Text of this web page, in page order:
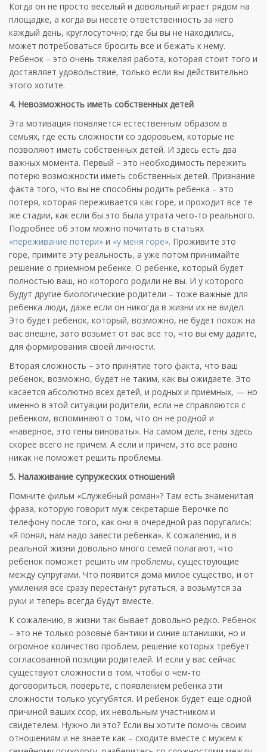
Когда он не просто веселый и довольный играет рядом на
площадке, а когда вы несете ответственность за него
каждый день, круглосуточно; где бы вы не находились,
может потребоваться бросить все и бежать к нему.
Ребенок – это очень тяжелая работа, которая стоит того и
доставляет удовольствие, только если вы действительно
этого хотите.
4. Невозможность иметь собственных детей
Эта мотивация появляется естественным образом в
семьях, где есть сложности со здоровьем, которые не
позволяют иметь собственных детей. И здесь есть два
важных момента. Первый – это необходимость пережить
потерю возможности иметь собственных детей. Признание
факта того, что вы не способны родить ребенка – это
потеря, которая переживается как горе, и проходит все те
же стадии, как если бы это была утрата чего-то реального.
Подробнее об этом можно почитать в статьях
«переживание потери» и «у меня горе». Проживите это
горе, примите эту реальность, а уже потом принимайте
решение о приемном ребенке. О ребенке, который будет
полностью ваш, но которого родили не вы. И у которого
будут другие биологические родители – тоже важные для
ребенка люди, даже если он никогда в жизни их не видел.
Это будет ребенок, который, возможно, не будет похож на
вас внешне, зато возьмет от вас все то, что вы ему дадите,
для формирования своей личности.
Вторая сложность – это принятие того факта, что ваш
ребенок, возможно, будет не таким, как вы ожидаете. Это
касается абсолютно всех детей, и родных и приемных, — но
именно в этой ситуации родители, если не справляются с
ребенком, вспоминают о том, что он не родной и
«наверное, это гены виноваты». На самом деле, гены здесь
скорее всего не причем. А если и причем, это все равно
никак не поможет решить проблемы.
5. Налаживание супружеских отношений
Помните фильм «Служебный роман»? Там есть знаменитая
фраза, которую говорит муж секретарше Верочке по
телефону после того, как они в очередной раз поругались:
«Я понял, нам надо завести ребенка». К сожалению, и в
реальной жизни довольно много семей полагают, что
ребенок поможет решить им проблемы, существующие
между супругами. Что появится дома милое существо, и от
умиления все сразу перестанут ругаться, а возьмутся за
руки и теперь всегда будут вместе.
К сожалению, в жизни так бывает довольно редко. Ребенок
– это не только розовые бантики и синие штанишки, но и
огромное количество проблем, решение которых требует
согласованной позиции родителей. И если у вас сейчас
существуют сложности в том, чтобы о чем-то
договориться, поверьте, с появлением ребенка эти
сложности только усугубятся. И ребенок будет еще одной
причиной ваших ссор, их невольным участником и
свидетелем. Нужно ли это? Если вы хотите помочь своим
отношениям и не знаете как – сходите вместе с мужем к